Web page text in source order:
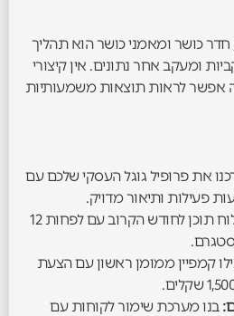
חדר כושר ומאמני כושר הוא תהליך
ומעקב אחר נתונים. אין קיצורי
אפשר לראות תוצאות משמעותיות
את פרופיל גוגל העסקי שלכם עם
פעילות ותיאור מדויק.
צרו לוח תוכן לחודש הקרוב עם לפחות 12
קמפיין ממומן ראשון עם הצעת
בנו מערכת שימור לקוחות עם